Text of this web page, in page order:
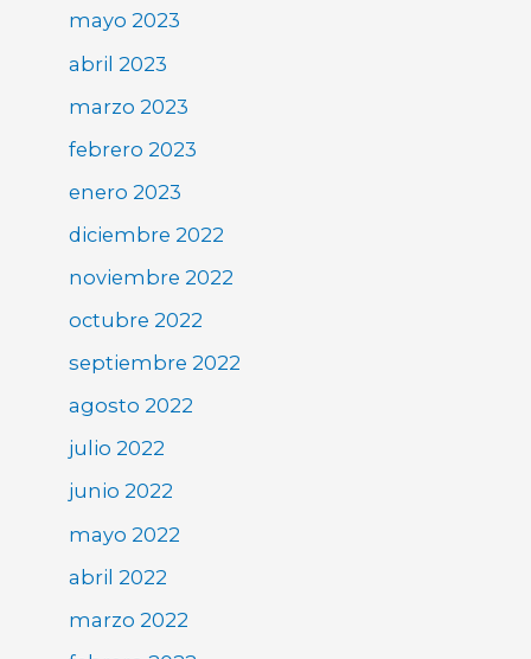
mayo 2023
abril 2023
marzo 2023
febrero 2023
enero 2023
diciembre 2022
noviembre 2022
octubre 2022
septiembre 2022
agosto 2022
julio 2022
junio 2022
mayo 2022
abril 2022
marzo 2022